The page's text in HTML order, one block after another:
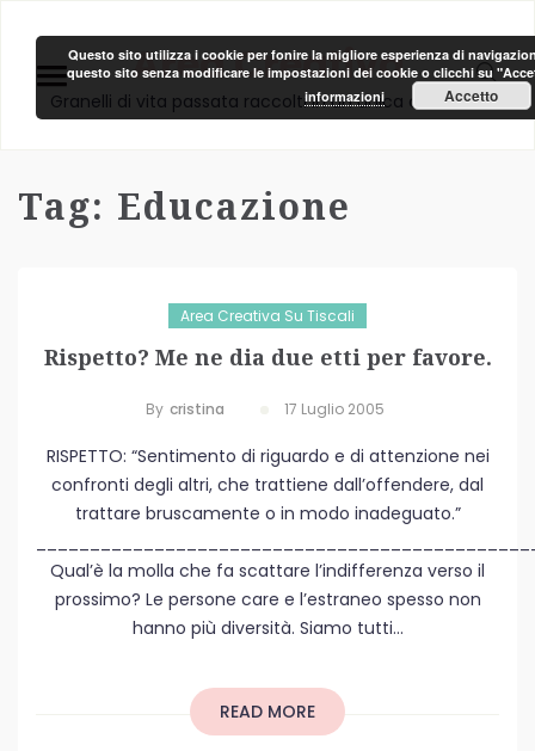
Area Creativa
Granelli di vita passata raccolti in un unica clessidra!
Tag: Educazione
Area Creativa Su Tiscali
Rispetto? Me ne dia due etti per favore.
By Cristina 17 Luglio 2005
RISPETTO: “Sentimento di riguardo e di attenzione nei
confronti degli altri, che trattiene dall’offendere, dal
trattare bruscamente o in modo inadeguato.”
Qual’è la molla che fa scattare l’indifferenza verso il
prossimo? Le persone care e l’estraneo spesso non
hanno più diversità. Siamo tutti...
READ MORE
Questo sito utilizza i cookie per fonire la migliore esperienza di
questo sito senza modificare le impostazioni dei cookie o clicchi su
informazioni
Accetto